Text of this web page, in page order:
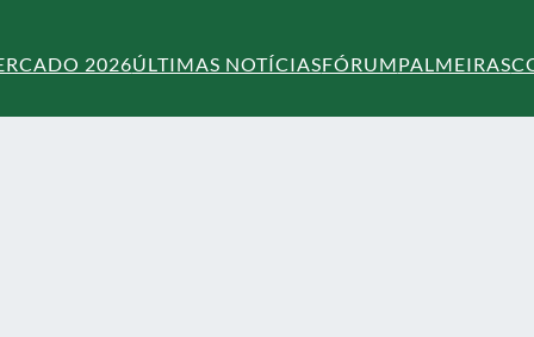
2026ÚLTIMAS NOTÍCIASFÓRUMPALMEIRAS